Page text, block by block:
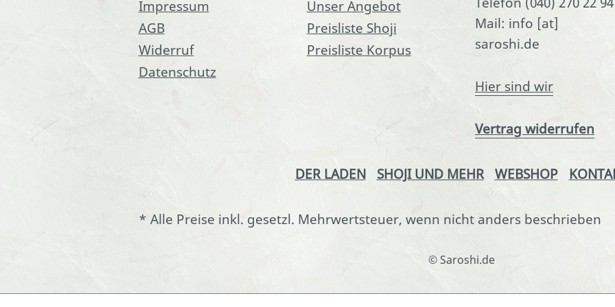
Impressum
AGB
Widerruf
Datenschutz
Unser Angebot
Preisliste Shoji
Preisliste Korpus
Mail: info [at]
saroshi.de
Hier sind wir
Vertrag widerrufen
DER LADEN SHOJI UND MEHR WEBSHOP
* Alle Preise inkl. gesetzl. Mehrwertsteuer, wenn nicht anders beschrieben
© Saroshi.de